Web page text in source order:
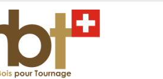
desideri
l'accesso per salvare dei
dei desideri.